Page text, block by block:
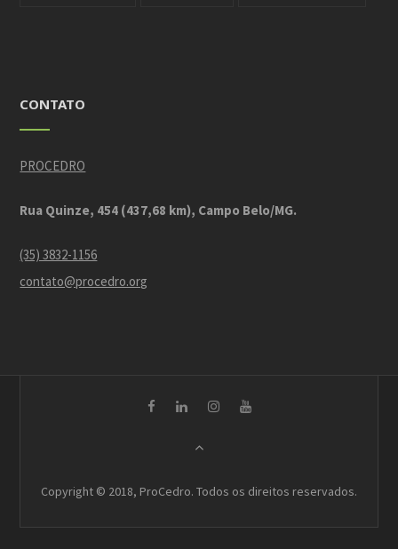
CONTATO
PROCEDRO
Rua Quinze, 454 (437,68 km), Campo Belo/MG.
(35) 3832-1156
contato@procedro.org
Copyright © 2018, ProCedro. Todos os direitos reservados.